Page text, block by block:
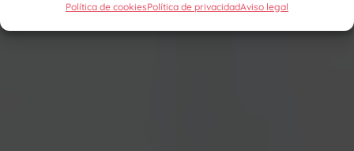
Política de cookiesPolítica de privacidadAviso legal